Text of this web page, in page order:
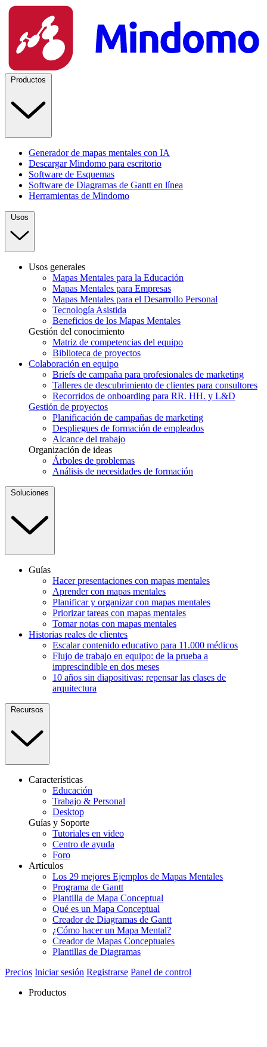
Productos
Generador de mapas mentales con IA
Descargar Mindomo para escritorio
Software de Esquemas
Software de Diagramas de Gantt en línea
Herramientas de Mindomo
Usos
Usos generales
Mapas Mentales para la Educación
Mapas Mentales para Empresas
Mapas Mentales para el Desarrollo Personal
Tecnología Asistida
Beneficios de los Mapas Mentales
Gestión del conocimiento
Matriz de competencias del equipo
Biblioteca de proyectos
Colaboración en equipo
Briefs de campaña para profesionales de marketing
Talleres de descubrimiento de clientes para consultores
Recorridos de onboarding para RR. HH. y L&D
Gestión de proyectos
Planificación de campañas de marketing
Despliegues de formación de empleados
Alcance del trabajo
Organización de ideas
Árboles de problemas
Análisis de necesidades de formación
Soluciones
Guías
Hacer presentaciones con mapas mentales
Aprender con mapas mentales
Planificar y organizar con mapas mentales
Priorizar tareas con mapas mentales
Tomar notas con mapas mentales
Historias reales de clientes
Escalar contenido educativo para 11.000 médicos
Flujo de trabajo en equipo: de la prueba a
imprescindible en dos meses
10 años sin diapositivas: repensar las clases de
arquitectura
Recursos
Características
Educación
Trabajo & Personal
Desktop
Guías y Soporte
Tutoriales en video
Centro de ayuda
Foro
Artículos
Los 29 mejores Ejemplos de Mapas Mentales
Programa de Gantt
Plantilla de Mapa Conceptual
Qué es un Mapa Conceptual
Creador de Diagramas de Gantt
¿Cómo hacer un Mapa Mental?
Creador de Mapas Conceptuales
Plantillas de Diagramas
Precios Iniciar sesión Registrarse Panel de control
Productos